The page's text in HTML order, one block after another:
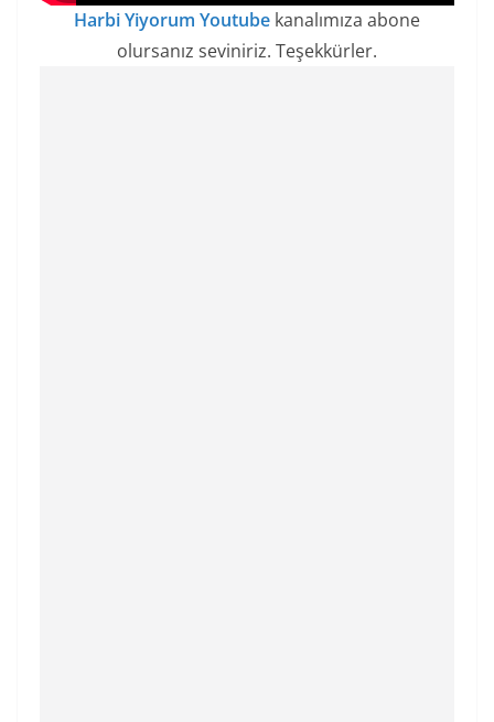
Harbi Yiyorum Youtube kanalımıza abone
olursanız seviniriz. Teşekkürler.